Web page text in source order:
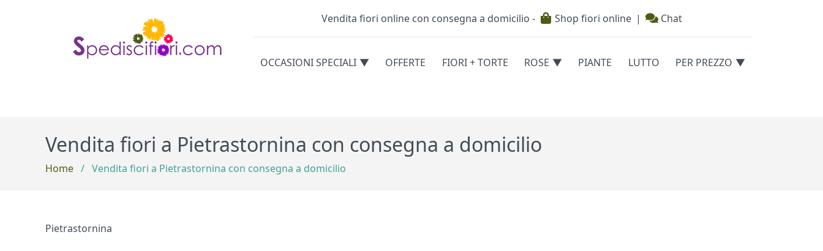
Testata
Vendita fiori online con consegna a domicilio - Shop fiori online | Chat
Categorie
OCCASIONI SPECIALI OFFERTE FIORI + TORTE ROSE PIANTE LUTTO PER PREZZO
Vendita fiori a Pietrastornina con consegna a domicilio
Home / Vendita fiori a Pietrastornina con consegna a domicilio
Pietrastornina